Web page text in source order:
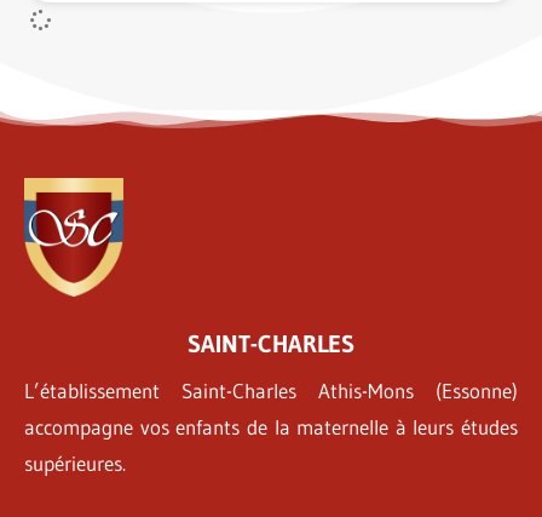
SAINT-CHARLES
L’établissement Saint-Charles Athis-Mons (Essonne)
accompagne vos enfants de la maternelle à leurs études
supérieures.